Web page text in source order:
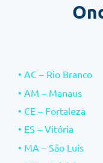
• AC – Rio Branco
• AM – Manaus
• CE – Fortaleza
• ES – Vitória
• MA – São Luís